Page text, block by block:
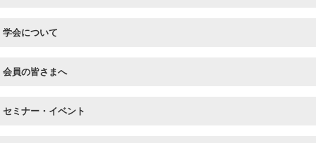
学会について
会員の皆さまへ
セミナー・イベント